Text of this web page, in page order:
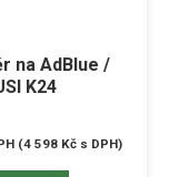
na AdBlue /
K24
(4 598 Kč s DPH)